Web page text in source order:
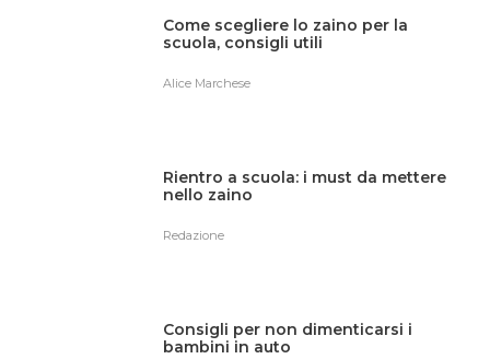
Come scegliere lo zaino per la
scuola, consigli utili
Alice Marchese
Rientro a scuola: i must da mettere
nello zaino
Redazione
Consigli per non dimenticarsi i
bambini in auto